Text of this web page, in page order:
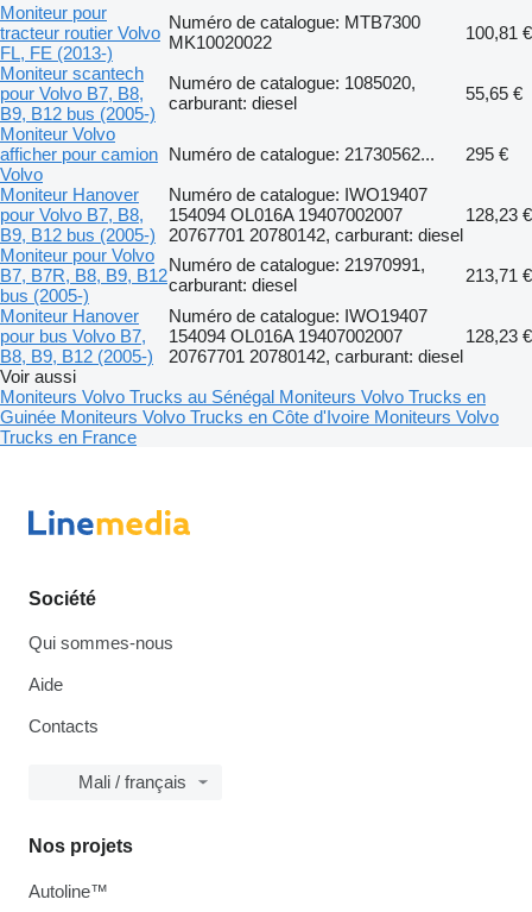
Moniteur pour
tracteur routier Volvo
FL, FE (2013-)
Numéro de catalogue: MTB7300
MK10020022
100,81 €
Moniteur scantech
pour Volvo B7, B8,
B9, B12 bus (2005-)
Numéro de catalogue: 1085020,
carburant: diesel
55,65 €
Moniteur Volvo
afficher pour camion
Volvo
Numéro de catalogue: 21730562...
295 €
Moniteur Hanover
pour Volvo B7, B8,
B9, B12 bus (2005-)
Numéro de catalogue: IWO19407
154094 OL016A 19407002007
20767701 20780142, carburant: diesel
128,23 €
Moniteur pour Volvo
B7, B7R, B8, B9, B12
bus (2005-)
Numéro de catalogue: 21970991,
carburant: diesel
213,71 €
Moniteur Hanover
pour bus Volvo B7,
B8, B9, B12 (2005-)
Numéro de catalogue: IWO19407
154094 OL016A 19407002007
20767701 20780142, carburant: diesel
128,23 €
Voir aussi
Moniteurs Volvo Trucks au Sénégal Moniteurs Volvo Trucks en
Guinée Moniteurs Volvo Trucks en Côte d'Ivoire Moniteurs Volvo
Trucks en France
Société
Qui sommes-nous
Aide
Contacts
Mali / français
Nos projets
Autoline™